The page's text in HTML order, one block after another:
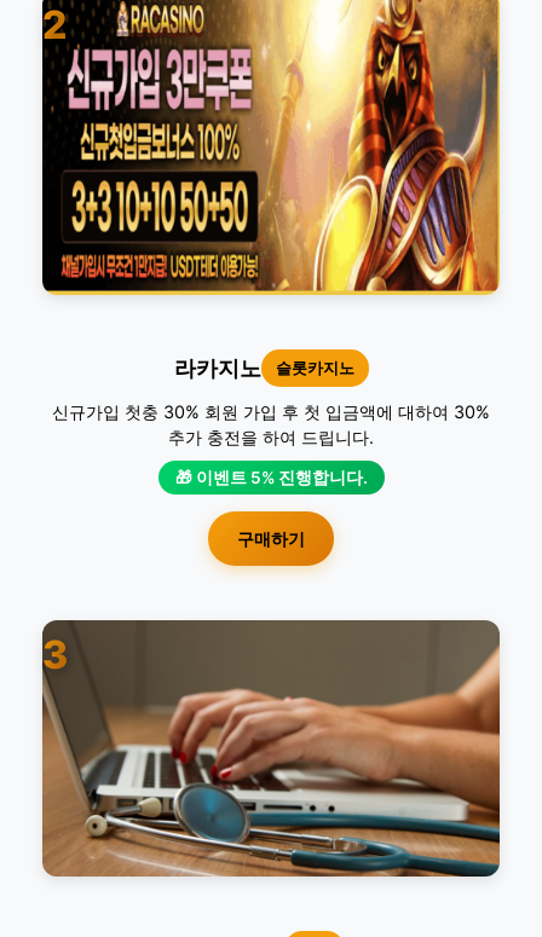
2
라카지노 슬롯카지노
신규가입 첫충 30% 회원 가입 후 첫 입금액에 대하여 30%
추가 충전을 하여 드립니다.
🎁 이벤트 5% 진행합니다.
구매하기
3